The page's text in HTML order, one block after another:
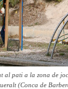
al pati a la zona de
(Conca de